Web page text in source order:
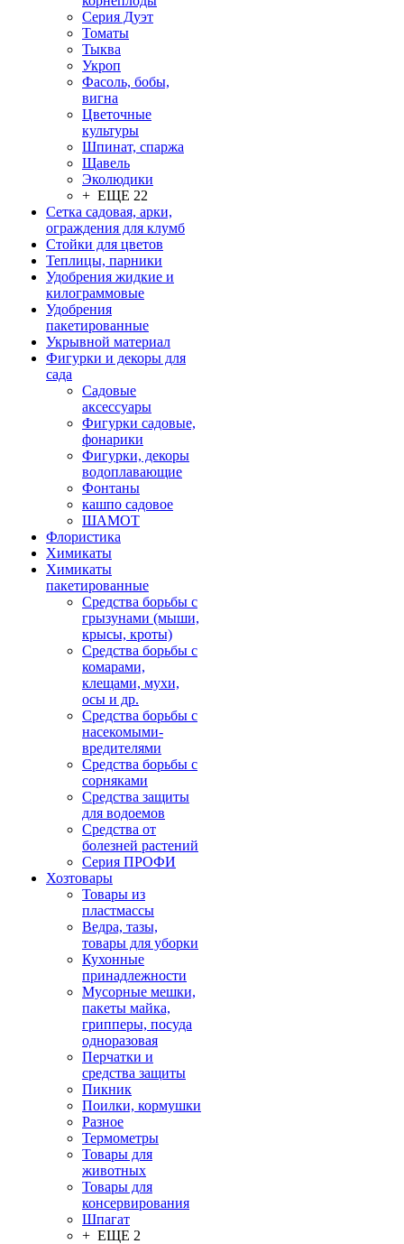
Серия Дуэт
Томаты
Тыква
Укроп
Фасоль, бобы,
вигна
Цветочные
культуры
Шпинат, спаржа
Щавель
Эколюдики
+ ЕЩЕ 22
Сетка садовая, арки,
ограждения для клумб
Стойки для цветов
Теплицы, парники
Удобрения жидкие и
килограммовые
Удобрения
пакетированные
Укрывной материал
Фигурки и декоры для
сада
Садовые
аксессуары
Фигурки садовые,
фонарики
Фигурки, декоры
водоплавающие
Фонтаны
кашпо садовое
ШАМОТ
Флористика
Химикаты
Химикаты
пакетированные
Средства борьбы с
грызунами (мыши,
крысы, кроты)
Средства борьбы с
комарами,
клещами, мухи,
осы и др.
Средства борьбы с
насекомыми-
вредителями
Средства борьбы с
сорняками
Средства защиты
для водоемов
Средства от
болезней растений
Серия ПРОФИ
Хозтовары
Товары из
пластмассы
Ведра, тазы,
товары для уборки
Кухонные
принадлежности
Мусорные мешки,
пакеты майка,
грипперы, посуда
одноразовая
Перчатки и
средства защиты
Пикник
Поилки, кормушки
Разное
Термометры
Товары для
животных
Товары для
консервирования
Шпагат
+ ЕЩЕ 2